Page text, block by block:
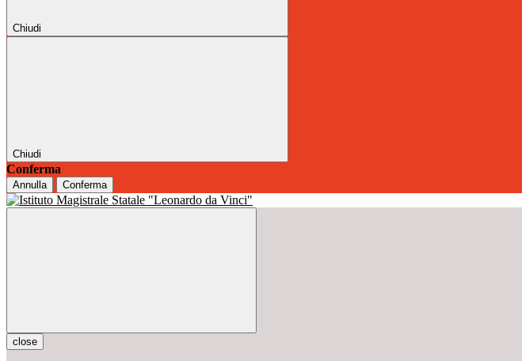
Chiudi
Chiudi
Conferma
Annulla Conferma
close